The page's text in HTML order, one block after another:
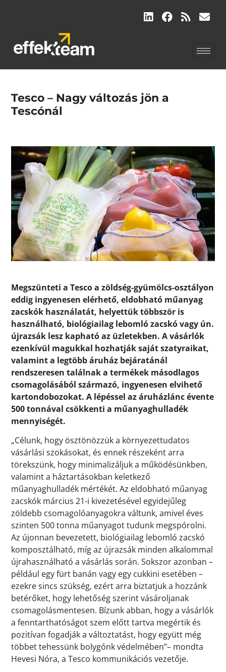
Tesco – Nagy változás jön a
Tescónál
Megszünteti a Tesco a zöldség-gyümölcs-osztályon
eddig ingyenesen elérhető, eldobható műanyag
zacskók használatát, helyettük többször is
használható, biológiailag lebomló zacskó vagy ún.
újrazsák lesz kapható az üzletekben. A vásárlók
ezenkívül magukkal hozhatják saját szatyraikat,
valamint a legtöbb áruház bejáratánál
rendszeresen találnak a termékek másodlagos
csomagolásából származó, ingyenesen elvihető
kartondobozokat. A lépéssel az áruházlánc évente
500 tonnával csökkenti a műanyaghulladék
mennyiségét.
„Célunk, hogy ösztönözzük a környezettudatos
vásárlási szokásokat, és ennek részeként arra
törekszünk, hogy minimalizáljuk a működésünkben,
valamint a háztartásokban keletkező
műanyaghulladék mértékét. Az eldobható műanyag
zacskók március 21-i kivezetésével egyidejűleg
zöldebb csomagolóanyagokra váltunk, amivel éves
szinten 500 tonna műanyagot tudunk megspórolni.
Az újonnan bevezetett, biológiailag lebomló zacskó
komposztálható, míg az újrazsák minden alkalommal
újrahasználható a vásárlás során. Sokszor azonban –
például egy fürt banán vagy egy cukkini esetében –
ezekre sincs szükség, ezért arra biztatjuk a hozzánk
betérőket, hogy lehetőség szerint vásároljanak
csomagolásmentesen. Bízunk abban, hogy a vásárlók
a fenntarthatóságot szem előtt tartva megértik és
pozitívan fogadják a változtatást, hogy együtt még
többet tehessünk bolygónk védelmében”– mondta
Hevesi Nóra, a Tesco kommunikációs vezetője.